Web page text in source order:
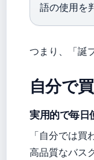
語の使用を
つまり、「誕
自分で
実用的で毎日
「自分では
高品質なバス